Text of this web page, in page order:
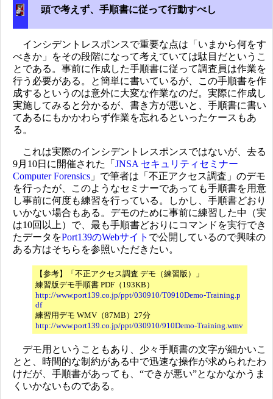
頭で考えず、手順書に従って行動すべし
インシデントレスポンスで重要な点は「いまから何をす
べきか」をその段階になって考えていては駄目だというこ
とである。事前に作成した手順書に従って調査員は作業を
行う必要がある。と簡単に書いているが、この手順書を作
成するというのは意外に大変な作業なのだ。実際に作成し
実施してみると分かるが、書き方が悪いと、手順書に書い
てあるにもかかわらず作業を忘れるといったケースもあ
る。
これは実際のインシデントレスポンスではないが、去る
9月10日に開催された「 JNSA セキュリティセミナー
Computer Forensics 」で筆者は「不正アクセス調査」のデモ
を行ったが、このようなセミナーであっても手順書を用意
し事前に何度も練習を行っている。しかし、手順書どおり
いかない場合もある。デモのために事前に練習した中（実
は10回以上）で、最も手順書どおりにコマンドを実行でき
たデータをPort139のWebサイト で公開しているので興味の
ある方はそちらを参照いただきたい。
【参考】「不正アクセス調査 デモ（練習版）」
練習版デモ手順書 PDF（193KB）
http://www.port139.co.jp/ppt/030910/T0910Demo-Training.p
df
練習用デモ WMV（87MB）27分
http://www.port139.co.jp/ppt/030910/910Demo-Training.wmv
デモ用ということもあり、少々手順書の文字が細かいこ
とと、時間的な制約がある中で迅速な操作が求められたわ
けだが、手順書があっても、“できが悪い”となかなかうま
くいかないものである。